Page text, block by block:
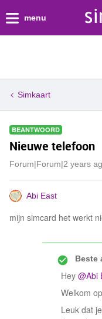
menu
Simkaart
BEANTWOORD
Nieuwe telefoon
Forum|Forum|2 years
Abi East
mijn simcard het werkt
Beste
Hey @Abi
Welkom
Leuk dat